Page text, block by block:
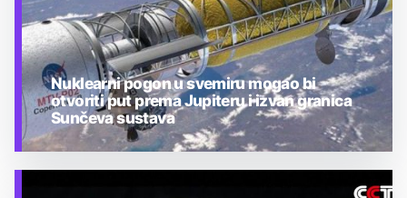
Nuklearni pogon u svemiru mogao bi
otvoriti put prema Jupiteru i izvan granica
Sunčeva sustava